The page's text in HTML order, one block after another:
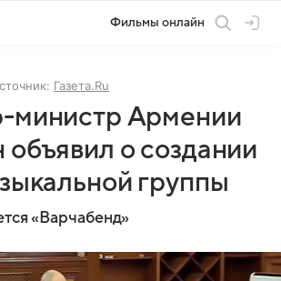
Фильмы онлайн
Газета.Ru
министр Армении
о создании
группы
«Варчабенд»